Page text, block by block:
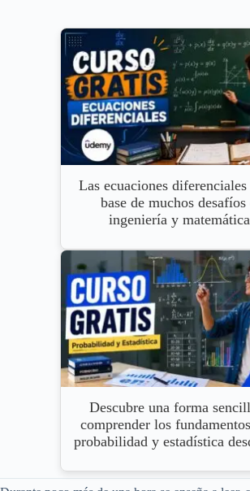
Las ecuaciones diferenciales
base de muchos desafíos
ingeniería y
Descubre una forma
comprender los
probabilidad y estadística